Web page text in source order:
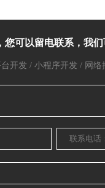
您可以留电联系，我们
开发 / 小程序开发 / 网络